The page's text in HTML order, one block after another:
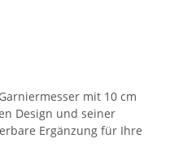
mit 10 cm
Design und seiner
Ergänzung für Ihre